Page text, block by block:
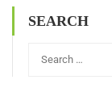
SEARCH